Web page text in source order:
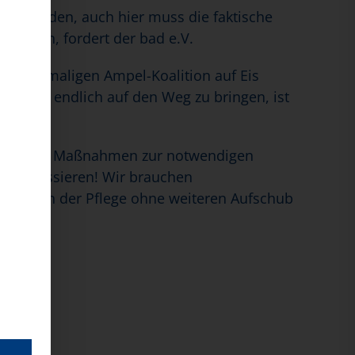
werden, auch hier muss die faktische
fordert der bad e.V.
ehemaligen Ampel-Koalition auf Eis
endlich auf den Weg zu bringen, ist
alle Maßnahmen zur notwendigen
passieren! Wir brauchen
in der Pflege ohne weiteren Aufschub